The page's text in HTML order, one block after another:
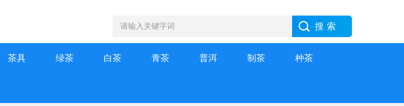
茶具 绿茶 白茶 青茶 普洱 制茶 种茶